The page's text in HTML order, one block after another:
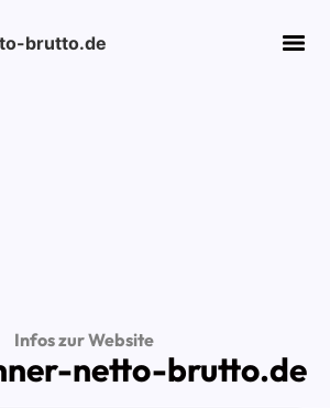
brutto.de
Infos zur Website
netto-brutto.de